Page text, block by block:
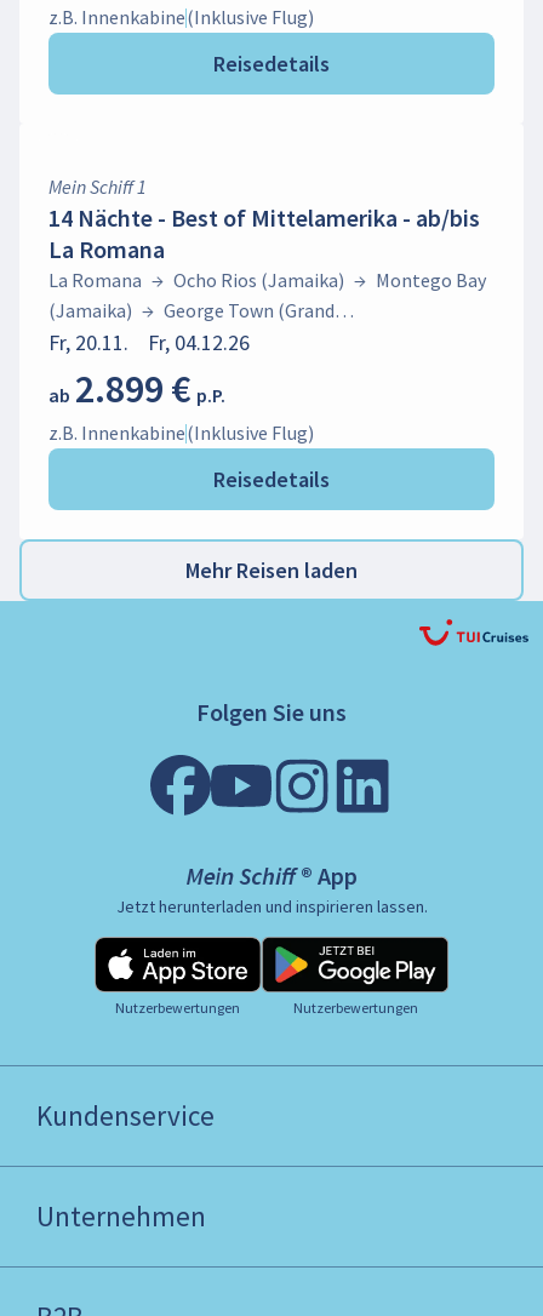
z.B. Innenkabine(Inklusive Flug)
Reisedetails
Mein Schiff 1
14 Nächte - Best of Mittelamerika - ab/bis
La Romana
La Romana → Ocho Rios (Jamaika) → Montego Bay
(Jamaika) → George Town (Grand
Cayman)
Cozumel →
(Roatán) →
Puerto
Limón → Colón → Cartagena
Fr, 20.11. Fr, 04.12.26
ab 2.899 € p.P.
z.B. Innenkabine(Inklusive Flug)
Reisedetails
Mehr Reisen laden
Folgen Sie uns
Mein Schiff ® App
Jetzt herunterladen und inspirieren lassen.
Nutzerbewertungen Nutzerbewertungen
Kundenservice
Unternehmen